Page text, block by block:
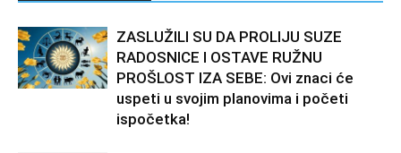
ZASLUŽILI SU DA PROLIJU SUZE
RADOSNICE I OSTAVE RUŽNU
PROŠLOST IZA SEBE: Ovi znaci će
uspeti u svojim planovima i početi
ispočetka!